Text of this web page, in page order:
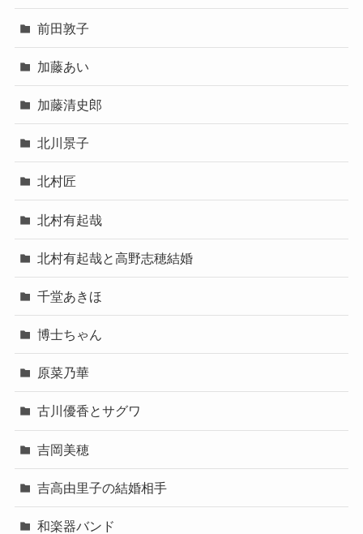
前田敦子
加藤あい
加藤清史郎
北川景子
北村匠
北村有起哉
北村有起哉と高野志穂結婚
千堂あきほ
博士ちゃん
原菜乃華
古川優香とサグワ
吉岡美穂
吉高由里子の結婚相手
和楽器バンド